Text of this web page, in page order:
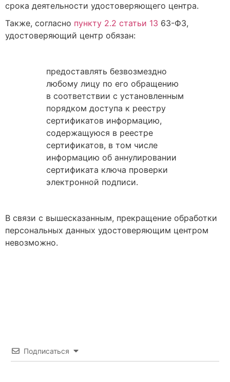
срока деятельности удостоверяющего центра.
Также, согласно пункту 2.2 статьи 13 63-ФЗ,
удостоверяющий центр обязан:
предоставлять безвозмездно
любому лицу по его обращению
в соответствии с установленным
порядком доступа к реестру
сертификатов информацию,
содержащуюся в реестре
сертификатов, в том числе
информацию об аннулировании
сертификата ключа проверки
электронной подписи.
В связи с вышесказанным, прекращение обработки
персональных данных удостоверяющим центром
невозможно.
Установите программу которая заранее напомнит об
окончании сроков!
Подписаться